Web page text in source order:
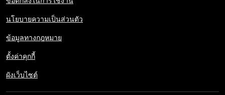
นโยบายความเป็นส่วนตัว
ข้อมูลทางกฎหมาย
ตั้งค่าคุกกี้
ผังเว็บไซต์